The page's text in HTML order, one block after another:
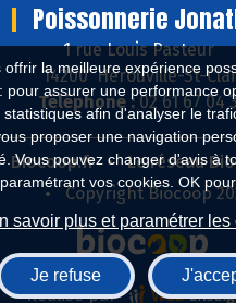
offrir la meilleure expérience
pour assurer une performance
statistiques afin d'analyser le
proposer une navigation
Vous pouvez changer d'avis à
paramétrant vos cookies. OK
savoir plus et paramétrer les
Je refuse
Poissonnerie
1 rue Louis Pasteur
14200 Hérouville-St-
Téléphone :02 61 67 04
Biocoop.fr
Le réseau
Copyright Biocoop
Réalisé par